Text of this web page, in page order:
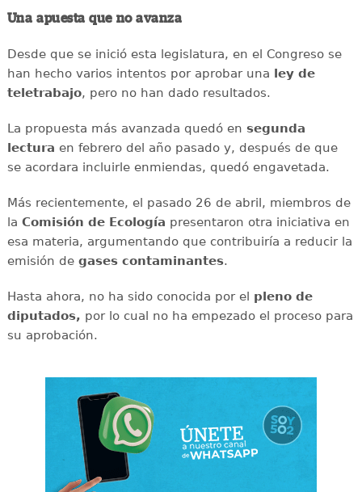
Una apuesta que no avanza
Desde que se inició esta legislatura, en el Congreso se
han hecho varios intentos por aprobar una ley de
teletrabajo, pero no han dado resultados.
La propuesta más avanzada quedó en segunda
lectura en febrero del año pasado y, después de que
se acordara incluirle enmiendas, quedó engavetada.
Más recientemente, el pasado 26 de abril, miembros de
la Comisión de Ecología presentaron otra iniciativa en
esa materia, argumentando que contribuiría a reducir la
emisión degases contaminantes.
Hasta ahora, no ha sido conocida por el pleno de
diputados, por lo cual no ha empezado el proceso para
su aprobación.